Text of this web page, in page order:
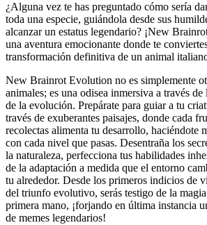
¿Alguna vez te has preguntado cómo sería
toda una especie, guiándola desde sus
alcanzar un estatus legendario? ¡New
una aventura emocionante donde te
transformación definitiva de un animal
New Brainrot Evolution no es simplemente
animales; es una odisea inmersiva a través de
de la evolución. Prepárate para guiar a tu
través de exuberantes paisajes, donde cada
recolectas alimenta tu desarrollo, haciéndote
con cada nivel que pasas. Desentraña los
la naturaleza, perfecciona tus habilidades
de la adaptación a medida que el entorno
tu alrededor. Desde los primeros indicios de
del triunfo evolutivo, serás testigo de la
primera mano, ¡forjando en última instancia
de memes legendarios!